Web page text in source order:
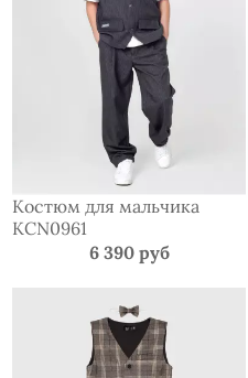
Костюм для мальчика
KCN0961
6 390 руб